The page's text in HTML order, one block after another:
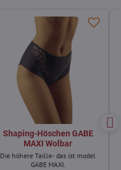
Shaping-Höschen GABE
MAXI Wolbar
Die höhere Taille- das ist model
GABE MAXI.